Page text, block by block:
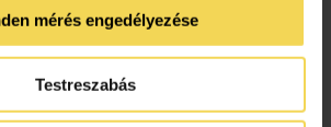
mérés engedélyezése
Testreszabás
is lehet profi” –
kapott a Világszép